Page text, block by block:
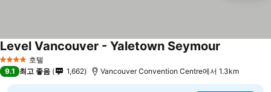
4 성급 호텔
Level Vancouver - Yaletown Seymour
9.1 최고 좋음 1,662 Vancouver Convention Centre에서 1.3km